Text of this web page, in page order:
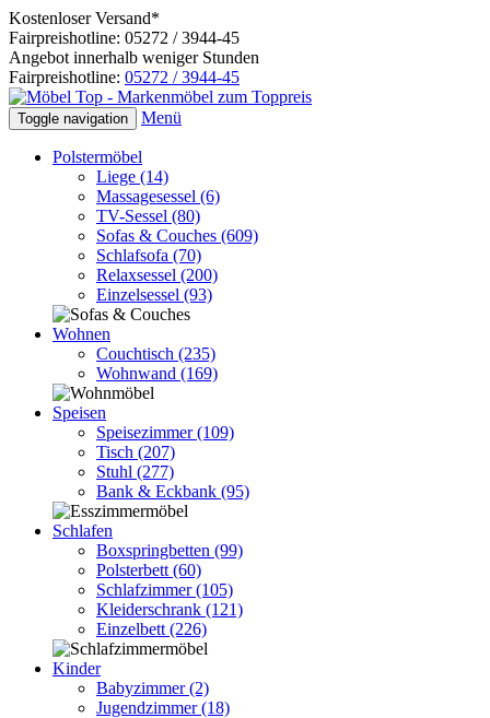
Kostenloser Versand*
Fairpreishotline: 05272 / 3944-45
Angebot innerhalb weniger Stunden
Fairpreishotline: 05272 / 3944-45
Toggle navigation Menü
Polstermöbel
Liege (14)
Massagesessel (6)
TV-Sessel (80)
Sofas & Couches (609)
Schlafsofa (70)
Relaxsessel (200)
Einzelsessel (93)
Wohnen
Couchtisch (235)
Wohnwand (169)
Speisen
Speisezimmer(109)
Tisch (207)
Stuhl (277)
Bank & Eckbank (95)
Schlafen
Boxspringbetten (99)
Polsterbett (60)
Schlafzimmer(105)
Kleiderschrank (121)
Einzelbett (226)
Kinder
Babyzimmer(2)
Jugendzimmer(18)